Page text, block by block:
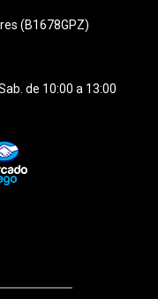
(B1678GPZ)
de 10:00 a 13:00